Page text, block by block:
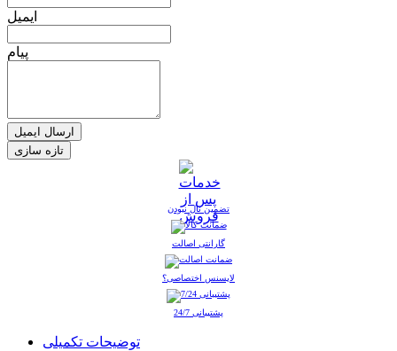
ایمیل
پیام
ارسال ایمیل
تضمین نال نبودن
گارانتی اصالت
لایسنس اختصاصی؟
پشتیبانی 24/7
توضیحات تکمیلی